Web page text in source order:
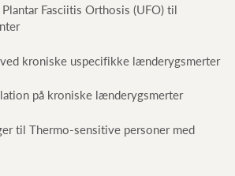
Fasciitis Orthosis (UFO) til
kroniske uspecifikke lænderygsmerter
på kroniske lænderygsmerter
til Thermo-sensitive personer med